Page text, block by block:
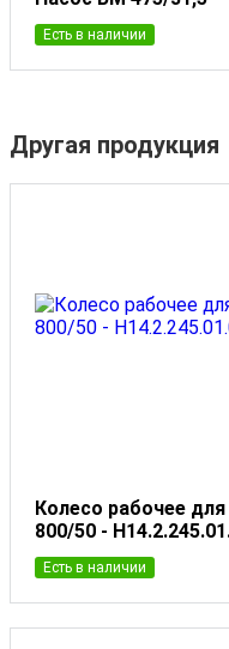
Есть в наличии
Другая продукция
Колесо рабочее
800/50 -
Есть в наличии